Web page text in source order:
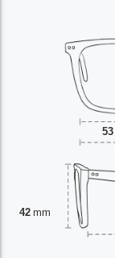
53
42 mm